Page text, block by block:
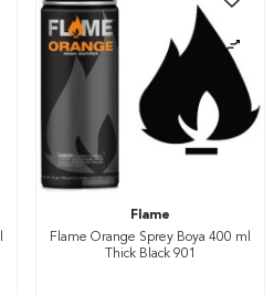
Flame
Flame Orange Sprey Boya 400 ml
Thick Black 901